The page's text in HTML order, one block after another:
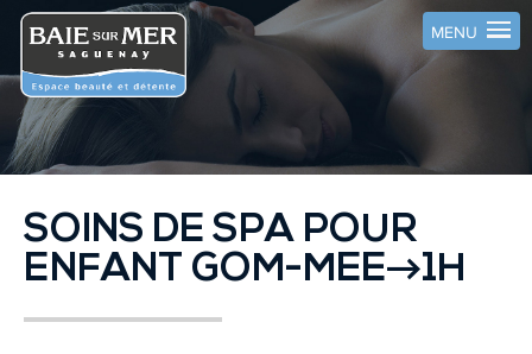
MENU
SOINS DE SPA POUR
ENFANT GOM-MEE→1H